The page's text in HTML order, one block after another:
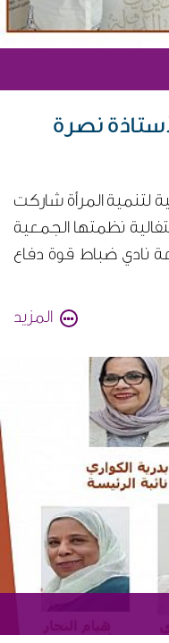
نصرة
لتنمية المرأة شاركت
نظمتها الجمعية
نادي ضباط قوة دفاع
المزيد